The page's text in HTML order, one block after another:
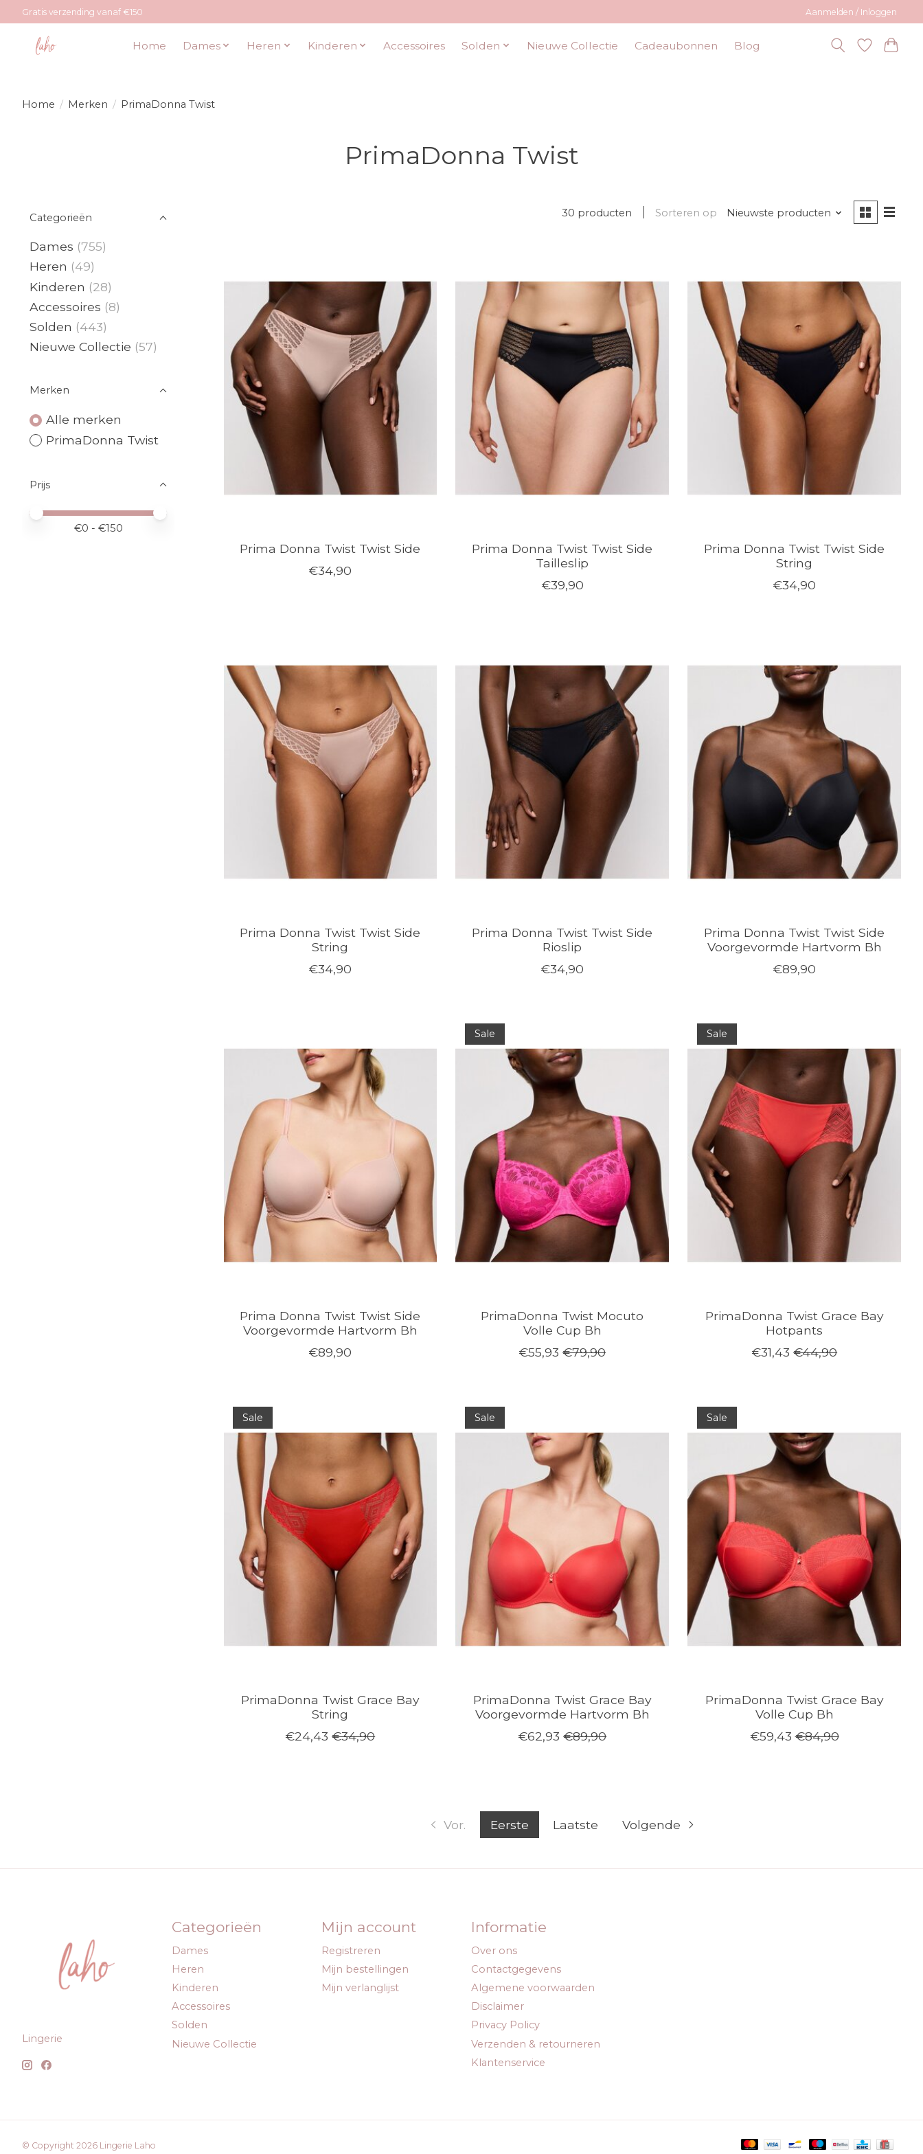
Gratis verzending vanaf €150 Aanmelden / Inloggen
Home Dames Heren Kinderen Accessoires Solden Nieuwe Collectie Cadeaubonnen Blog
Home / Merken / PrimaDonna Twist
PrimaDonna Twist
Categorieën
Dames (755)
Heren (49)
Kinderen (28)
Accessoires (8)
Solden (443)
Nieuwe Collectie (57)
Merken
Alle merken
PrimaDonna Twist
Prijs
Minimale prijswaarde
Price maximum value
€0 - €150
30 producten Sorteren op Nieuwste producten
Prima Donna Twist Twist Side
€34,90
Prima Donna Twist Twist Side
Tailleslip
€39,90
Prima Donna Twist Twist Side
String
€34,90
Prima Donna Twist Twist Side
String
€34,90
Prima Donna Twist Twist Side
Rioslip
€34,90
Prima Donna Twist Twist Side
Voorgevormde Hartvorm Bh
€89,90
Prima Donna Twist Twist Side
Voorgevormde Hartvorm Bh
€89,90
Sale
PrimaDonna Twist Mocuto
Volle Cup Bh
€55,93 €79,90
Sale
PrimaDonna Twist Grace Bay
Hotpants
€31,43 €44,90
Sale
PrimaDonna Twist Grace Bay
String
€24,43 €34,90
Sale
PrimaDonna Twist Grace Bay
Voorgevormde Hartvorm Bh
€62,93 €89,90
Sale
PrimaDonna Twist Grace Bay
Volle Cup Bh
€59,43 €84,90
Vor. Eerste Laatste Volgende
Lingerie
Categorieën
Dames
Heren
Kinderen
Accessoires
Solden
Nieuwe Collectie
Mijn account
Registreren
Mijn bestellingen
Mijn verlanglijst
Informatie
Over ons
Contactgegevens
Algemene voorwaarden
Disclaimer
Privacy Policy
Verzenden & retourneren
Klantenservice
© Copyright 2026 Lingerie Laho